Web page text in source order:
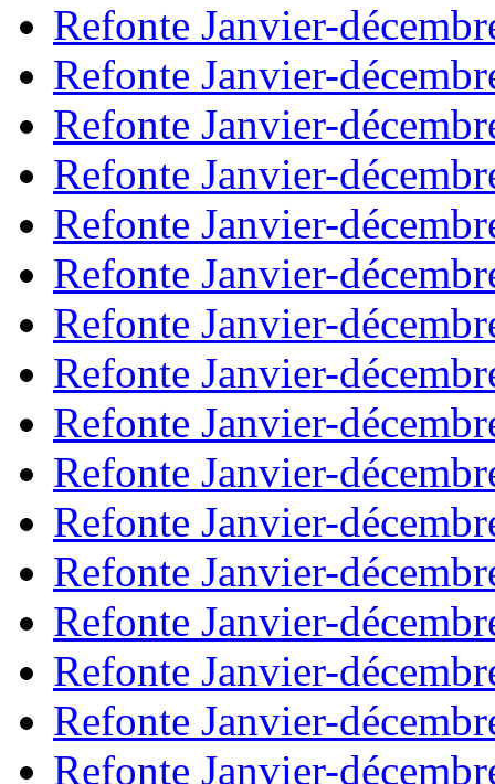
Refonte Janvier-
Refonte Janvier-
Refonte Janvier-
Refonte Janvier-
Refonte Janvier-
Refonte Janvier-
Refonte Janvier-
Refonte Janvier-
Refonte Janvier-
Refonte Janvier-
Refonte Janvier-
Refonte Janvier-
Refonte Janvier-
Refonte Janvier-
Refonte Janvier-
Refonte Janvier-